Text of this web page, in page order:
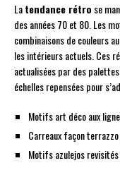
Latendance rétro se
des années 70 et 80. Les
combinaisons de couleurs
les intérieurs actuels. Ces
actualisées par des
échelles repensées pour
Motifs art déco aux
Carreaux façon
Motifs azulejos